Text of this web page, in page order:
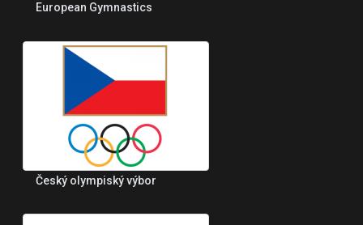
European Gymnastics
Český olympiský výbor